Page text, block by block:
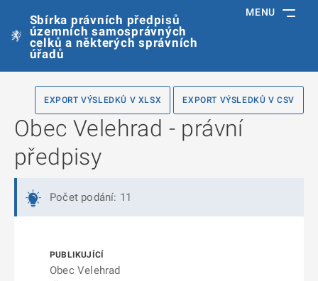
Sbírka právních předpisů
územních samosprávných
celků a některých správních
úřadů
MENU
EXPORT VÝSLEDKŮ V XLSX EXPORT VÝSLEDKŮ V CSV
Obec Velehrad - právní
předpisy
Počet podání: 11
Obec Velehrad